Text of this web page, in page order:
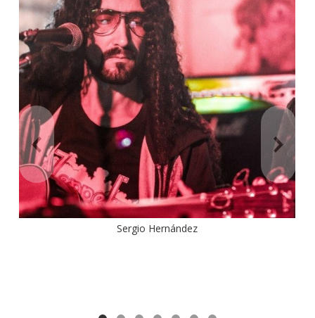
Sergio Hernández